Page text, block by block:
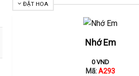
ĐẶT HOA
Nhớ Em
0VND
Mã:A293